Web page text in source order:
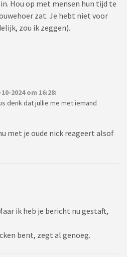
Hou op met mensen hun tijd te
zat. Je hebt niet voor
zou ik zeggen).
2024 om 16:28:
denk dat jullie me met iemand
met je oude nick reageert alsof
ik heb je bericht nu gestaft,
bent, zegt al genoeg.